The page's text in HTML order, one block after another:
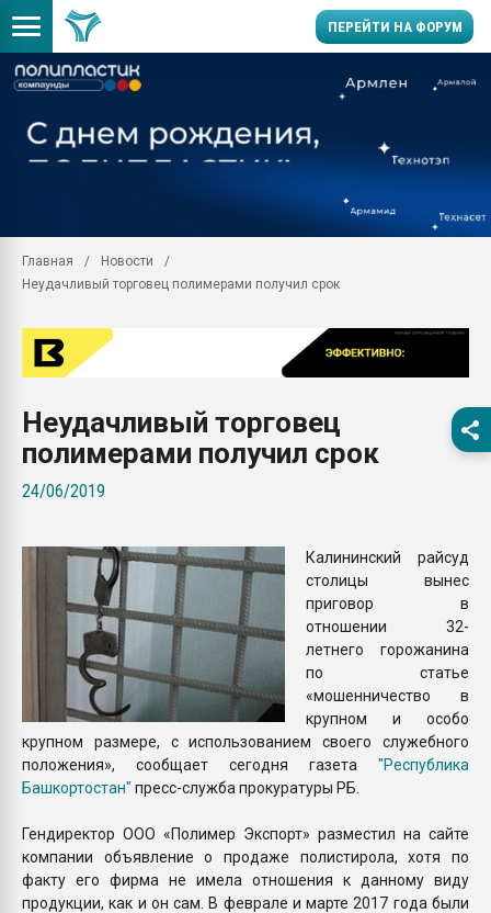
ПЕРЕЙТИ НА ФОРУМ
Вакуум-формовочные
ближайшее
28.07.2026
Всё, что касается
бутылок
Материал поверхности
вакуумного
Продам отходы
ПЕРЕЙТИ НА
Главная
Новости
Неудачливый торговец полимерами получил срок
Неудачливый торговец
полимерами получил срок
24/06/2019
Калининский райсуд
столицы вынес
приговор в
отношении 32-
летнего горожанина
по статье
«мошенничество в
крупном и особо
крупном размере, с использованием своего служебного
положения», сообщает сегодня газета "Республика
Башкортостан" пресс-служба прокуратуры РБ.
Гендиректор ООО «Полимер Экспорт» разместил на сайте
компании объявление о продаже полистирола, хотя по
факту его фирма не имела отношения к данному виду
продукции, как и он сам. В феврале и марте 2017 года были